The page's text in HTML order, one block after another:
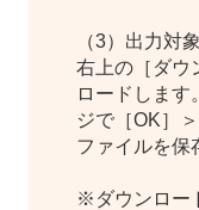
（3） 出力対
右上の［ダウ
ロードします
ジで［OK］
ファイルを保
※ダウンロー